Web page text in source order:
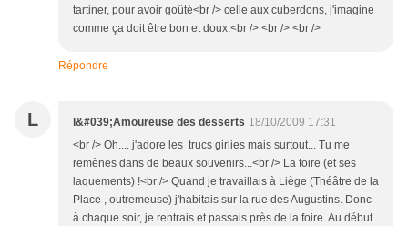
tartiner, pour avoir goûté<br /> celle aux cuberdons, j'imagine
comme ça doit être bon et doux.<br /> <br /> <br />
Répondre
L l&#039;Amoureuse des desserts 18/10/2009 17:31
<br /> Oh.... j'adore les trucs girlies mais surtout... Tu me
remènes dans de beaux souvenirs...<br /> La foire (et ses
laquements) !<br /> Quand je travaillais à Liège (Théâtre de la
Place , outremeuse) j'habitais sur la rue des Augustins. Donc
à chaque soir, je rentrais et passais près de la foire. Au début